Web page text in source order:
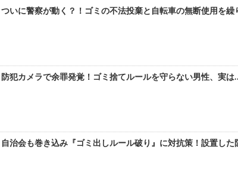
ついに警察が動く？！ゴミの不法投棄と自転車の無断使用を
防犯カメラで余罪発覚！ゴミ捨てルールを守らない男性、実
自治会も巻き込み『ゴミ出しルール破り』に対抗策！設置し